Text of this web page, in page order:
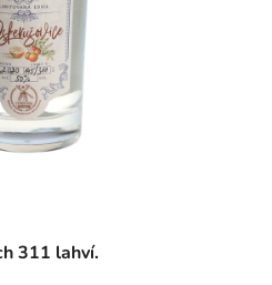
311 lahví.